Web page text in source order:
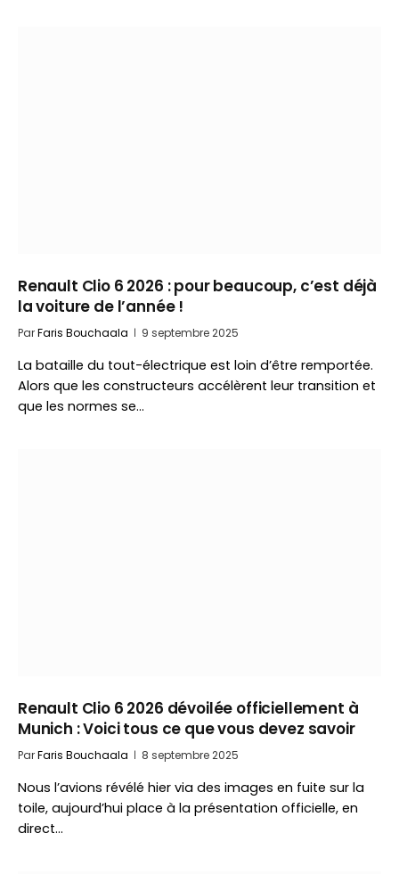
Renault Clio 6 2026 : pour beaucoup, c’est déjà
la voiture de l’année !
ParFaris Bouchaala 9 septembre 2025
La bataille du tout-électrique est loin d’être remportée.
Alors que les constructeurs accélèrent leur transition et
que les normes se…
Renault Clio 6 2026 dévoilée officiellement à
Munich : Voici tous ce que vous devez savoir
ParFaris Bouchaala 8 septembre 2025
Nous l’avions révélé hier via des images en fuite sur la
toile, aujourd’hui place à la présentation officielle, en
direct…